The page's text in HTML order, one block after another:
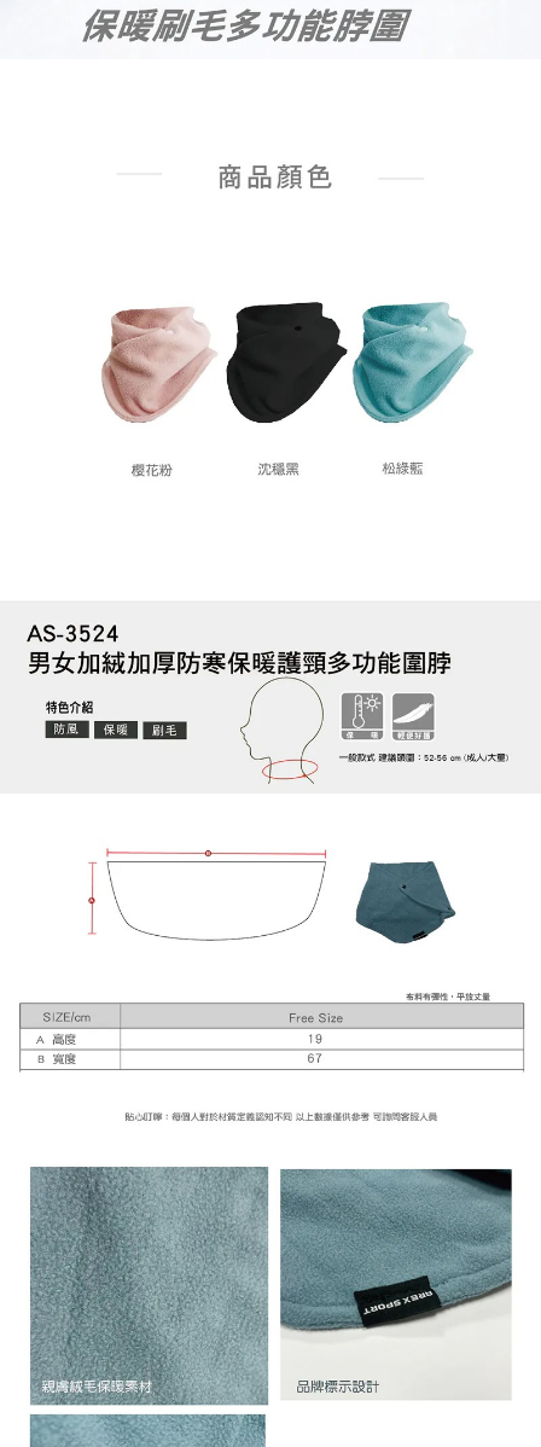
４．使用「AFTEE先享後付」時，將依據個別帳號之用戶狀況，依本公司即
時審查核予不同之上限額度；若仍有額度不足之情形，本公司將視審查結果